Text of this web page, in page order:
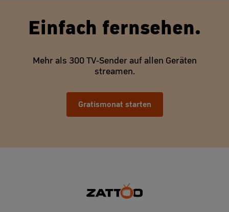
Einfach fernsehen.
Mehr als 300 TV-Sender auf allen Geräten
streamen.
Gratismonat starten